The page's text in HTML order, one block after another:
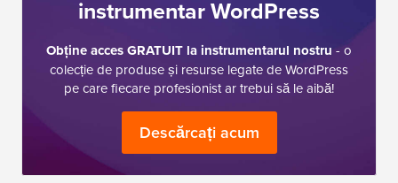
instrumentar WordPress
Obține acces GRATUIT la instrumentarul nostru - o
colecție de produse și resurse legate de WordPress
pe care fiecare profesionist ar trebui să le aibă!
Descărcați acum